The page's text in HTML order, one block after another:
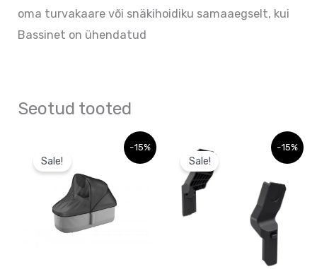
oma turvakaare või snäkihoidiku samaaegselt, kui
Bassinet on ühendatud
Seotud tooted
-15%
Sale!hind
on:
40,00 €.
-15%
Sale!
57,00 €.
hind
on:
57,00 €.